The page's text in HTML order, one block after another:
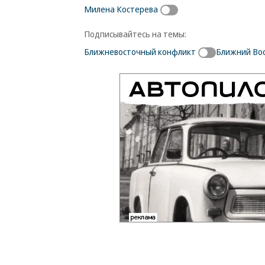
Милена Костерева
Подписывайтесь на темы:
Ближневосточный конфликт
Ближний